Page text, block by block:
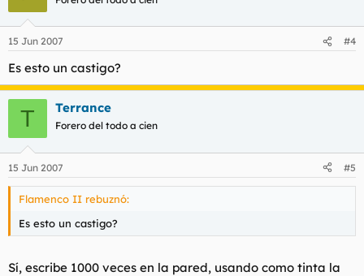
15 Jun 2007 #4
Es esto un castigo?
T Terrance
Forero del todo a cien
15 Jun 2007 #5
Flamenco II rebuznó:
Es esto un castigo?
Sí, escribe 1000 veces en la pared, usando como tinta la